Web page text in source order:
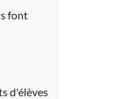
font
d'élèves